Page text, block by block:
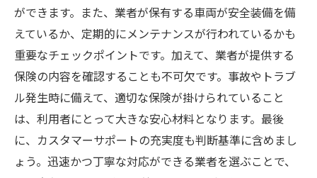
ができます。また、業者が保有する車両が安全装備を備
えているか、定期的にメンテナンスが行われているかも
重要なチェックポイントです。加えて、業者が提供する
保険の内容を確認することも不可欠です。事故やトラブ
ル発生時に備えて、適切な保険が掛けられていること
は、利用者にとって大きな安心材料となります。最後
に、カスタマーサポートの充実度も判断基準に含めまし
ょう。迅速かつ丁寧な対応ができる業者を選ぶことで、